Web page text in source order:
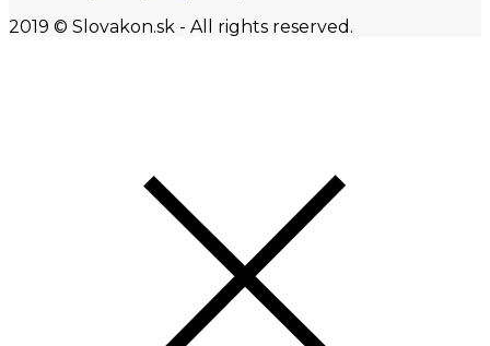
2019 © Slovakon.sk - All rights reserved.